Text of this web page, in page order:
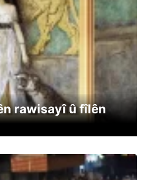
rawisayî û fîlên